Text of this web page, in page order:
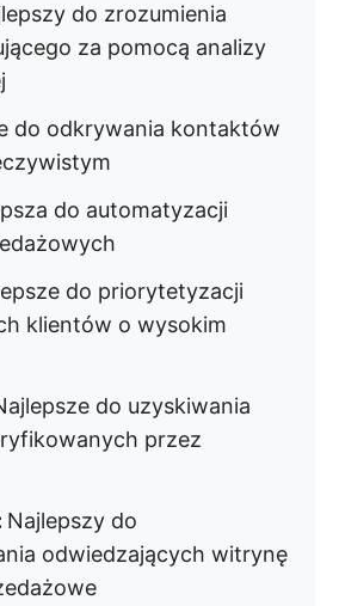
do zrozumienia
za pomocą analizy
do odkrywania kontaktów
do automatyzacji
do priorytetyzacji
klientów o wysokim
do uzyskiwania
przez
Najlepszy do
odwiedzających witrynę